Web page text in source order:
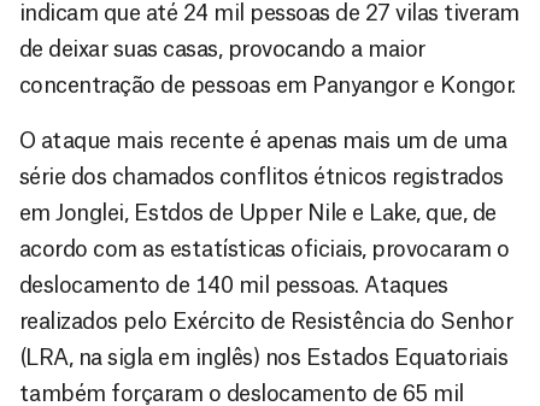
indicam que até 24 mil pessoas de 27 vilas tiveram
de deixar suas casas, provocando a maior
concentração de pessoas em Panyangor e Kongor.
O ataque mais recente é apenas mais um de uma
série dos chamados conflitos étnicos registrados
em Jonglei, Estdos de Upper Nile e Lake, que, de
acordo com as estatísticas oficiais, provocaram o
deslocamento de 140 mil pessoas. Ataques
realizados pelo Exército de Resistência do Senhor
(LRA, na sigla em inglês) nos Estados Equatoriais
também forçaram o deslocamento de 65 mil